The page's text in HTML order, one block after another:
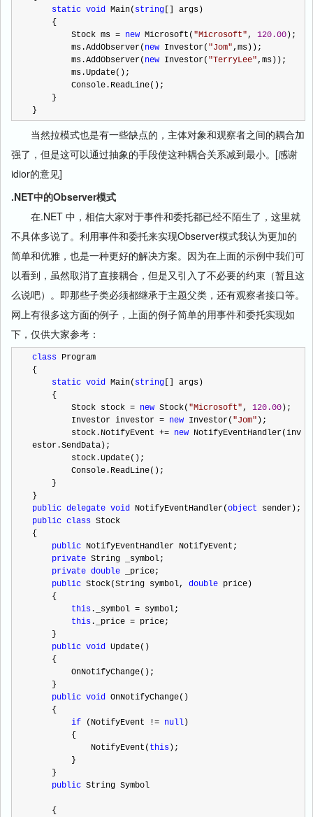
static void Main( string [] args)
    {
        Stock ms
= new Microsoft( "Microsoft", 120.00 );
        ms.AddObserver(
new Investor( "Jom",ms));
        ms.AddObserver(
new Investor( "TerryLee",ms));
        ms.Update();
        Console.ReadLine();
    }
}
当然拉模式也是有一些缺点的，主体对象和观察者之间的耦合加
强了，但是这可以通过抽象的手段使这种耦合关系减到最小。[感谢
idior的意见]
.NET中的Observer模式
在.NET 中，相信大家对于事件和委托都已经不陌生了，这里就
不具体多说了。利用事件和委托来实现Observer模式我认为更加的
简单和优雅，也是一种更好的解决方案。因为在上面的示例中我们可
以看到，虽然取消了直接耦合，但是又引入了不必要的约束（暂且这
么说吧）。即那些子类必须都继承于主题父类，还有观察者接口等。
网上有很多这方面的例子，上面的例子简单的用事件和委托实现如
下，仅供大家参考：
class Program
{
static void Main( string [] args)
    {
        Stock stock
= new Stock( "Microsoft", 120.00 );
        Investor investor
= new Investor( "Jom" );
        stock.NotifyEvent
+= new NotifyEventHandler(inv
estor.SendData);
        stock.Update();
        Console.ReadLine();
    }
}
public delegate void NotifyEventHandler(object sender);
public class Stock
{
public NotifyEventHandler NotifyEvent;
private String _symbol;
private double _price;
public Stock(String symbol, double price)
    {
this._symbol = symbol;
this._price = price;
    }
public void Update()
    {
        OnNotifyChange();
    }
public void OnNotifyChange()
    {
if (NotifyEvent != null )
        {
            NotifyEvent(
this );
        }
    }
public String Symbol
    {